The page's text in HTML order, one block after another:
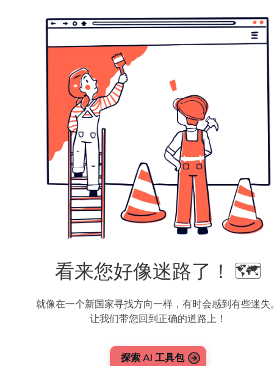
看来您好像迷路了！ 🗺️
就像在一个新国家寻找方向一样，有时会感到有些迷失。
让我们带您回到正确的道路上！
探索 AI 工具包